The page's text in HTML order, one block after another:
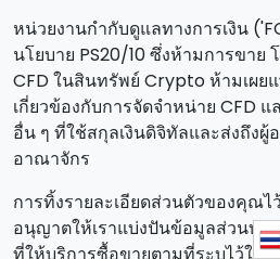
หน่วยงานกํากับดูแลทางการเงิน
นโยบาย PS20/10 ซึ่งห้ามการขาย
CFD ในสินทรัพย์ Crypto ห้ามเผย
เกี่ยวข้องกับการจัดจําหน่าย CFD
อื่น ๆ ที่ใช้สกุลเงินดิจิทัลและส่งถึงผู้
อาณาจักร
การทิ้งรายละเอียดส่วนตัวของคุณ
อนุญาตให้เราแบ่งปันข้อมูลส่วนบุ